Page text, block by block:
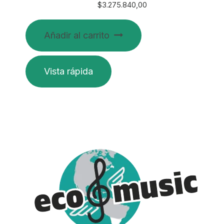
$3.275.840,00
Añadir al carrito
Vista rápida